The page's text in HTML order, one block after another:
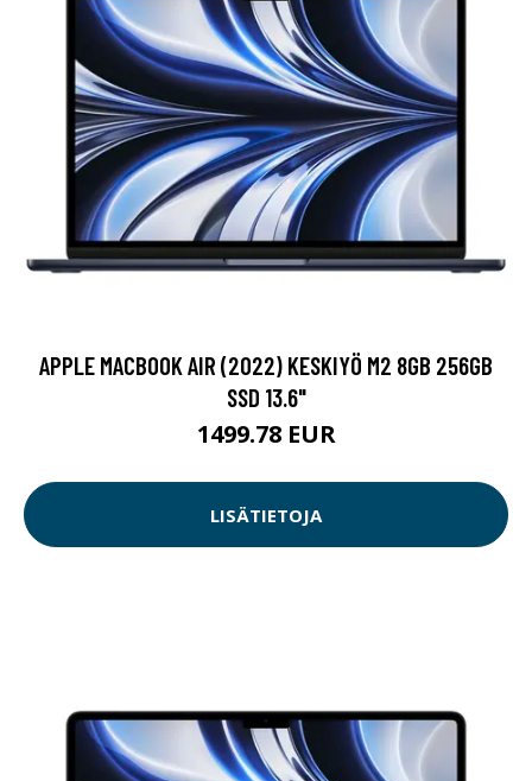
APPLE MACBOOK AIR (2022) KESKIYÖ M2 8GB 256GB
SSD 13.6"
1499.78 EUR
LISÄTIETOJA